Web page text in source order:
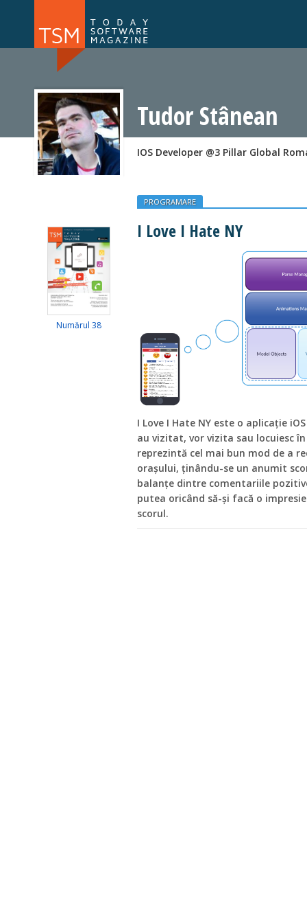
NOU
Tudor Stânean
IOS Developer @3 Pillar Global
Numărul 38
PROGRAMARE
I Love I Hate NY
I Love I Hate NY este o aplicație
au vizitat, vor vizita sau locuiesc
reprezintă cel mai bun mod de a
orașului, ținându-se un anumit
balanțe dintre comentariile
putea oricând să-și facă o
scorul.